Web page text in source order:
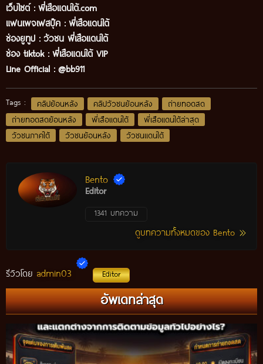
เว็บไซต์ : พี่เสือแดนใต้.com
แฟนเพจเฟสบุ๊ค : พี่เสือแดนใต้
ช่องยูทูป : วัวชน พี่เสือแดนใต้
ช่อง tiktok : พี่เสือแดนใต้ VIP
Line Official : @bb911
Tags : คลิปย้อนหลัง คลิปวัวชนย้อนหลัง
ถ่ายทอดสด
ถ่ายทอดสดย้อนหลัง
พี่เสือแดนใต้
พี่เสือแดนใต้ล่าสุด
วัวชนภาคใต้
วัวชนย้อนหลัง วัวชนแดนใต้
Bento
Editor
1341 บทความ
ดูบทความทั้งหมดของ Bento
รีวิวโดย admin03 Editor
อัพเดทล่าสุด